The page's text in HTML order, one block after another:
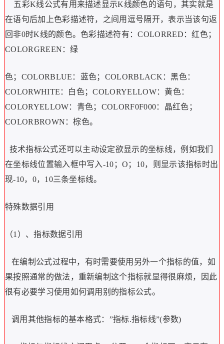
五彩K线公式有用来描述显示K线颜色的语句，其实就是
在语句后加上色彩描述符，之间用逗号隔开，表示当该句返
回非0时K线的颜色。色彩描述符有：COLORRED：红色；
COLORGREEN：绿
色；COLORBLUE：蓝色；COLORBLACK：黑色：
COLORWHITE：白色；COLORYELLOW：黄色：
COLORYELLOW：青色；COLORF0F000：晶红色；
COLORBROWN：棕色。
技术指标公式还可以主动设定欲显示的坐标线，例如我们
在坐标线位置输入框中写入-10；O；10，则显示该指标时出
现-10，0，10三条坐标线。
特殊数据引用
（1）、指标数据引用
在编制公式过程中，有时需要使用另外一个指标的值，如
果按照通常的做法，重新编制这个指标就显得很麻烦，因此
很有必要学习使用如何调用别的指标公式。
调用其他指标的基本格式：”指标.指标线”(参数)